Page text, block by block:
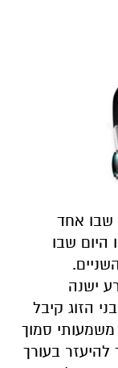
שבו אחד
שבו
ישנה
הזוג קיבל
משמעותי סמוך
בעורך